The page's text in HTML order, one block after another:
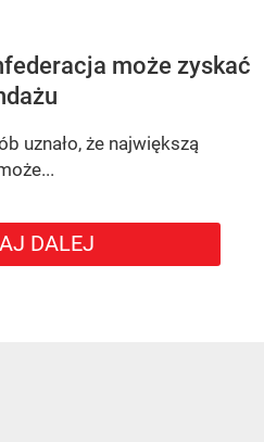
może zyskać
uznało, że największą
DALEJ